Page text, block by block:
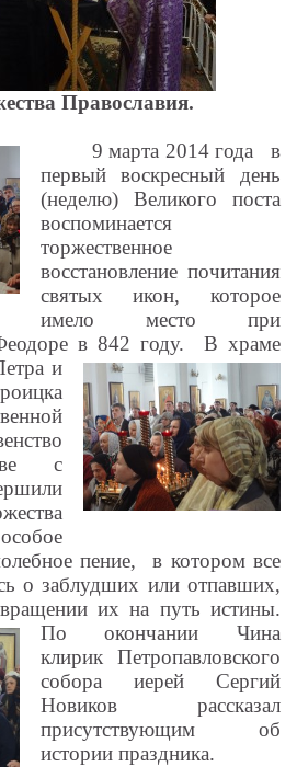
Православия.
9 марта 2014 года
в
первый воскресный день
(неделю) Великого поста
воспоминается
торжественное
восстановление почитания
святых икон, которое
имело место при
в 842 году.
В храме
и
с
пение,
в котором все
о заблудших или отпавших,
их на путь истины.
По окончании Чина
клирик Петропавловского
собора иерей Сергий
Новиков рассказал
присутствующим об
истории праздника.